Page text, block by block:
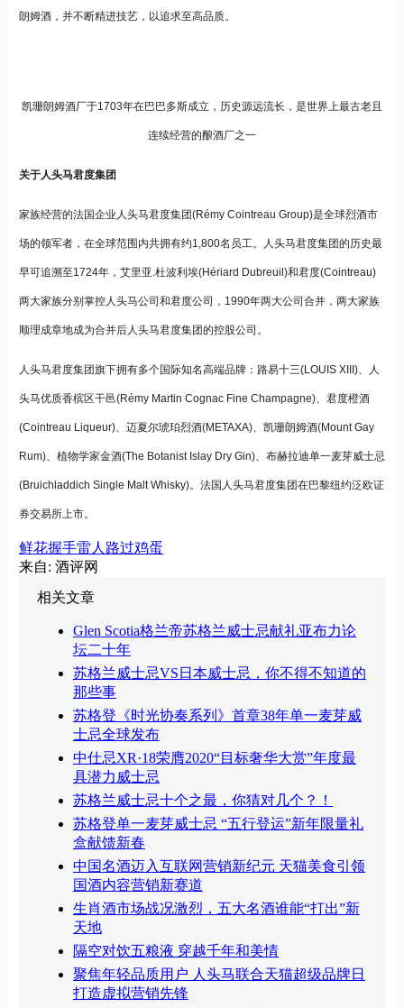
朗姆酒，并不断精进技艺，以追求至高品质。
凯珊朗姆酒厂于1703年在巴巴多斯成立，历史源远流长，是世界上最古老且
连续经营的酿酒厂之一
关于人头马君度集团
家族经营的法国企业人头马君度集团(Rémy Cointreau Group)是全球烈酒市
场的领军者，在全球范围内共拥有约1,800名员工。人头马君度集团的历史最
早可追溯至1724年，艾里亚.杜波利埃(Hériard Dubreuil)和君度(Cointreau)
两大家族分别掌控人头马公司和君度公司，1990年两大公司合并，两大家族
顺理成章地成为合并后人头马君度集团的控股公司。
人头马君度集团旗下拥有多个国际知名高端品牌：路易十三(LOUIS XIII)、人
头马优质香槟区干邑(Rémy Martin Cognac Fine Champagne)、君度橙酒
(Cointreau Liqueur)、迈夏尔琥珀烈酒(METAXA)、凯珊朗姆酒(Mount Gay
Rum)、植物学家金酒(The Botanist Islay Dry Gin)、布赫拉迪单一麦芽威士忌
(Bruichladdich Single Malt Whisky)。法国人头马君度集团在巴黎纽约泛欧证
券交易所上市。
鲜花握手雷人 路过鸡蛋
来自: 酒评网
相关文章
Glen Scotia格兰帝苏格兰威士忌献礼亚布力论
坛二十年
苏格兰威士忌VS日本威士忌，你不得不知道的
那些事
苏格登《时光协奏系列》首章38年单一麦芽威
士忌全球发布
中仕忌XR·18荣膺2020“目标奢华大赏”年度最
具潜力威士忌
苏格兰威士忌十个之最，你猜对几个？！
苏格登单一麦芽威士忌 “五行登运”新年限量礼
盒献馈新春
中国名酒迈入互联网营销新纪元 天猫美食引领
国酒内容营销新赛道
生肖酒市场战况激烈，五大名酒谁能“打出”新
天地
隔空对饮五粮液 穿越千年和美情
聚焦年轻品质用户 人头马联合天猫超级品牌日
打造虚拟营销先锋